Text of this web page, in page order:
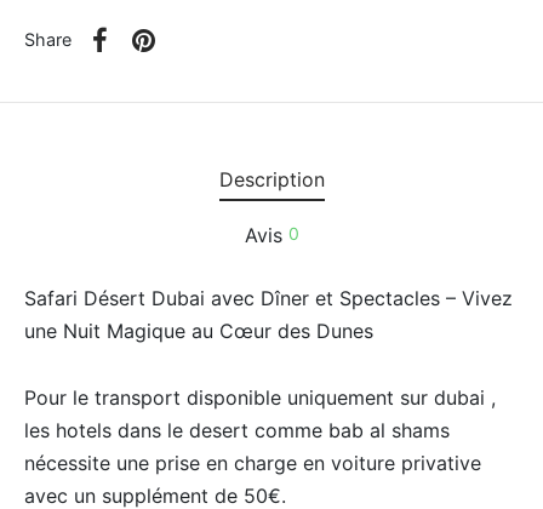
Share
Description
Avis 0
Safari Désert Dubai avec Dîner et Spectacles – Vivez
une Nuit Magique au Cœur des Dunes
Pour le transport disponible uniquement sur dubai ,
les hotels dans le desert comme bab al shams
nécessite une prise en charge en voiture privative
avec un supplément de 50€.